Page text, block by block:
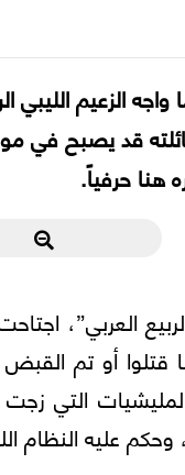
قد يصبح في
هنا حرفياً.
العربي”،
قتلوا أو تم
التي زجت
عليه النظام